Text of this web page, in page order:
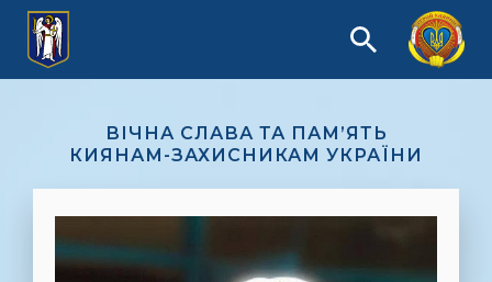
ВІЧНА СЛАВА ТА ПАМ’ЯТЬ
КИЯНАМ-ЗАХИСНИКАМ УКРАЇНИ